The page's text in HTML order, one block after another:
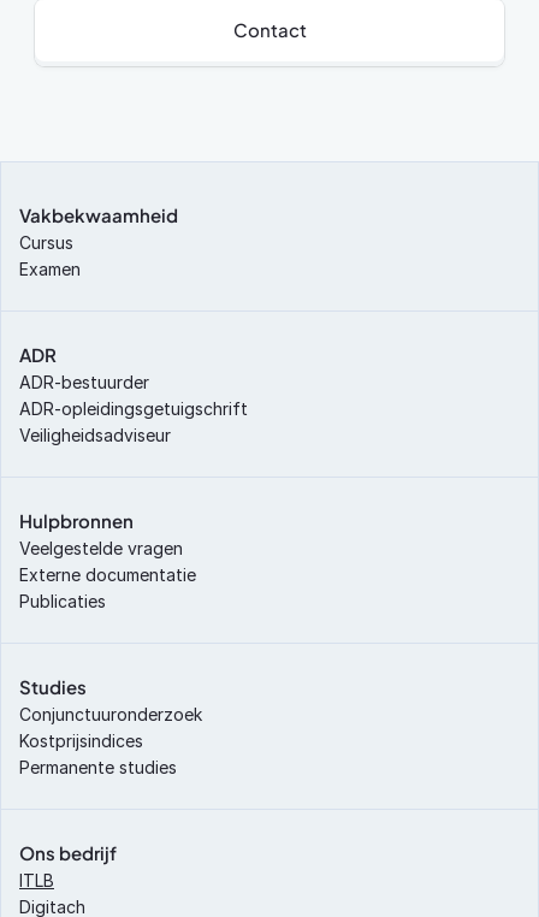
Contact
Vakbekwaamheid
Cursus
Examen
ADR
ADR-bestuurder
ADR-opleidingsgetuigschrift
Veiligheidsadviseur
Hulpbronnen
Veelgestelde vragen
Externe documentatie
Publicaties
Studies
Conjunctuuronderzoek
Kostprijsindices
Permanente studies
Ons bedrijf
ITLB
Digitach